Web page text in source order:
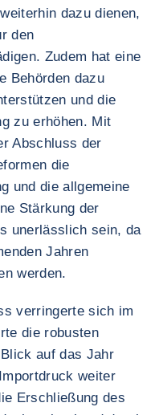
dazu dienen,
den
Zudem hat eine
Behörden dazu
und die
zu erhöhen. Mit
Abschluss der
die
und die allgemeine
Stärkung der
unerlässlich sein, da
Jahren
werden.
verringerte sich im
die robusten
auf das Jahr
weiter
Erschließung des